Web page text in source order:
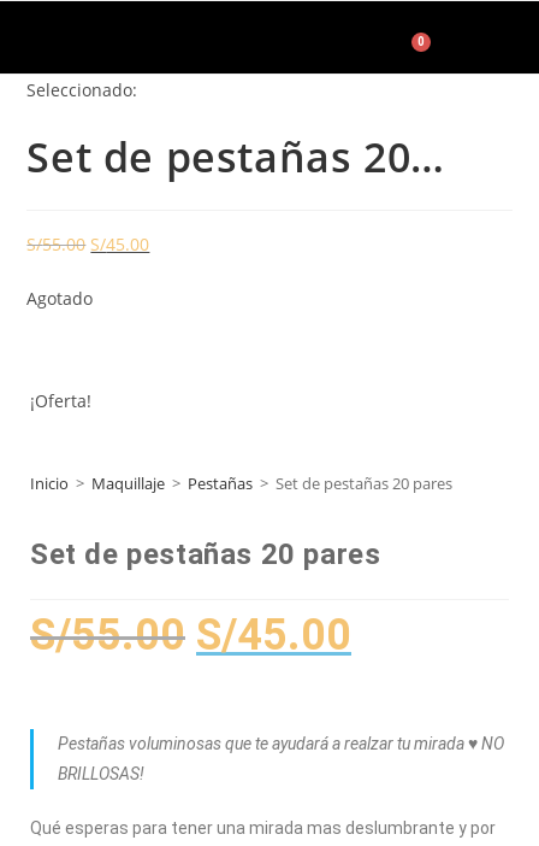
0
Seleccionado:
Set de pestañas 20…
S/55.00 S/45.00
Agotado
¡Oferta!
Inicio > Maquillaje > Pestañas > Set de pestañas 20 pares
Set de pestañas 20 pares
S/55.00 S/45.00
Pestañas voluminosas que te ayudará a realzar tu mirada ♥️ NO
BRILLOSAS!
Qué esperas para tener una mirada mas deslumbrante y por